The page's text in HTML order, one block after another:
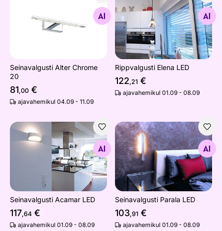
Seinavalgusti Alter Chrome 20
Seinavalgusti Alter Chrome
20
81,00 €
ajavahemikul 04.09 - 11.09
Rippvalgusti Elena LED
Otsi sarnaseid
Rippvalgusti Elena LED
122,21 €
ajavahemikul 01.09 - 08.09
Seinavalgusti Acamar LED
Otsi sarnaseid
Seinavalgusti Acamar LED
117,64 €
ajavahemikul 01.09 - 08.09
Seinavalgusti Parala LED
Otsi sarnaseid
Seinavalgusti Parala LED
103,91 €
ajavahemikul 01.09 - 08.09